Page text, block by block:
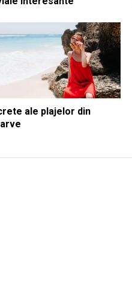
ale plajelor din